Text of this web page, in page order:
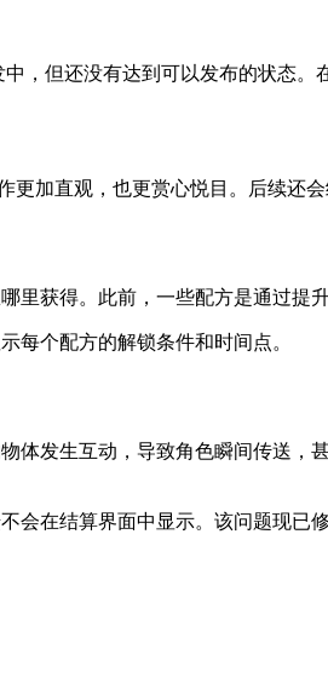
，但还没有达到可以发布的状态
更加直观，也更赏心悦目。后续还
里获得。此前，一些配方是通过提
每个配方的解锁条件和时间点。
体发生互动，导致角色瞬间传送
会在结算界面中显示。该问题现已修